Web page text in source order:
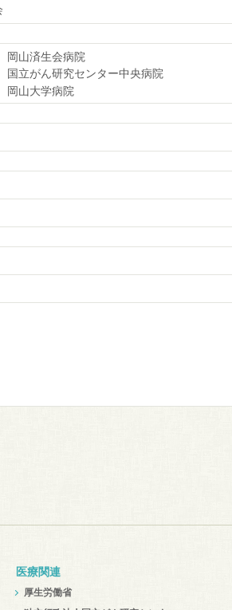
岡山済生会病院
国立がん研究センター中央病院
岡山大学病院
医療関連
厚生労働省